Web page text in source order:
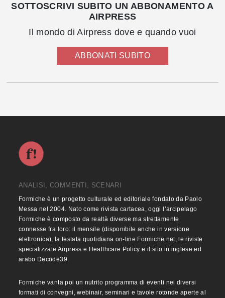
SOTTOSCRIVI SUBITO UN ABBONAMENTO A
AIRPRESS
Il mondo di Airpress dove e quando vuoi
ABBONATI SUBITO
ANALISI, COMMENTI, SCENARI
Formiche è un progetto culturale ed editoriale fondato da Paolo
Messa nel 2004. Nato come rivista cartacea, oggi l’arcipelago
Formiche è composto da realtà diverse ma strettamente
connesse fra loro: il mensile (disponibile anche in versione
elettronica), la testata quotidiana on-line Formiche.net, le riviste
specializzate Airpress e Healthcare Policy e il sito in inglese ed
arabo Decode39.
Formiche vanta poi un nutrito programma di eventi nei diversi
formati di convegni, webinair, seminari e tavole rotonde aperte al